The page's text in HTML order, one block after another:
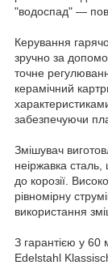
"водоспад" —
Керування
зручно за
точне
керамічний
забезпечуючи
Змішувач
неіржавка сталь,
до корозії.
рівномірну
використання
З гарантією у 60
Edelstahl